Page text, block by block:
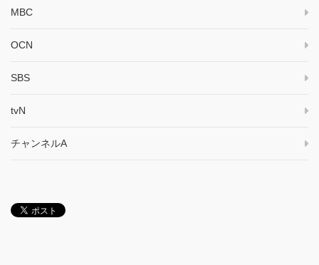
MBC
OCN
SBS
tvN
チャンネルA